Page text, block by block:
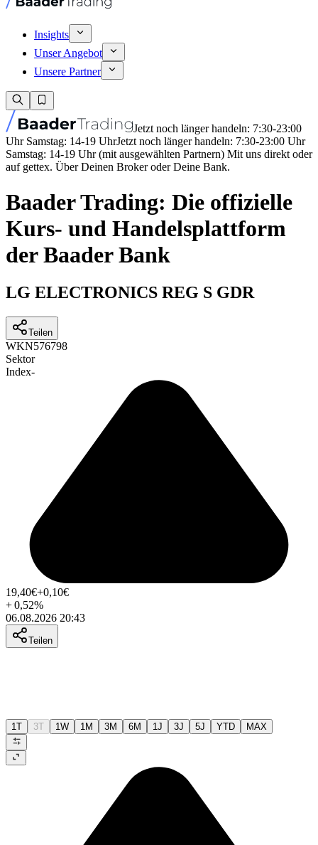
Insights
Unser Angebot
Unsere Partner
Jetzt noch länger handeln: 7:30-23:00
Uhr Samstag: 14-19 UhrJetzt noch länger handeln: 7:30-23:00 Uhr
Samstag: 14-19 Uhr (mit ausgewählten Partnern) Mit uns direkt oder
auf gettex. Über Deinen Broker oder Deine Bank.
Baader Trading: Die offizielle
Kurs- und Handelsplattform
der Baader Bank
LG ELECTRONICS REG S GDR
Teilen
WKN576798
Sektor
Index-
19,40€+0,10€
+0,52%
06.08.2026 20:43
Teilen
1T 3T 1W 1M 3M 6M 1J 3J 5J YTD MAX